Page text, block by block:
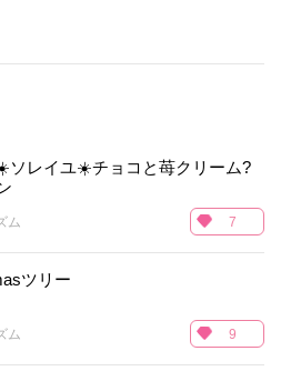
ソレイユ☀️チョコと苺クリーム?
ム 7
ツリー
ム 9